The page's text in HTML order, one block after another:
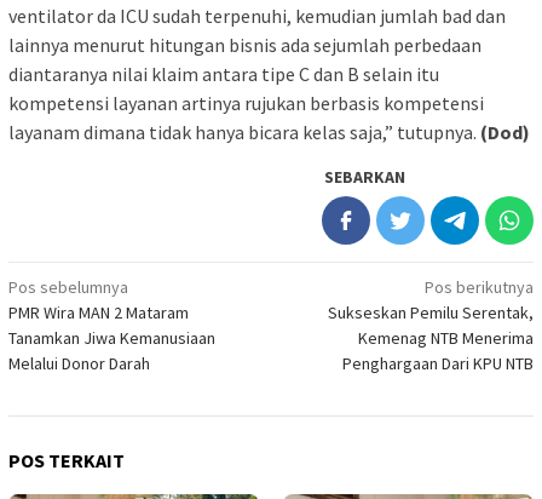
ventilator da ICU sudah terpenuhi, kemudian jumlah bad dan
lainnya menurut hitungan bisnis ada sejumlah perbedaan
diantaranya nilai klaim antara tipe C dan B selain itu
kompetensi layanan artinya rujukan berbasis kompetensi
layanam dimana tidak hanya bicara kelas saja,” tutupnya. (Dod)
SEBARKAN
Navigasi
pos
Pos sebelumnya
PMR Wira MAN 2 Mataram
Tanamkan Jiwa Kemanusiaan
Melalui Donor Darah
Pos berikutnya
Sukseskan Pemilu Serentak,
Kemenag NTB Menerima
Penghargaan Dari KPU NTB
POS TERKAIT